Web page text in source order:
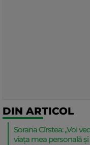
DIN ARTICOL
Sorana Cîrstea: „Voi
viața mea personală și